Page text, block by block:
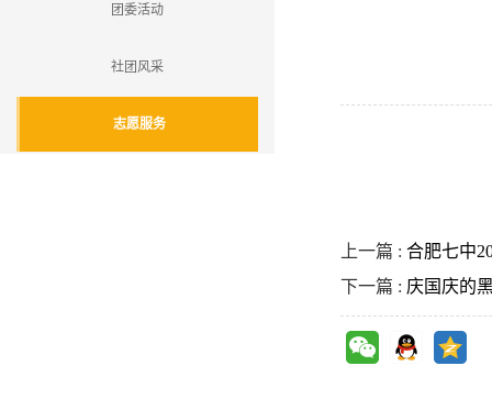
团委活动
社团风采
志愿服务
上一篇 : 合肥七中
下一篇 : 庆国庆的